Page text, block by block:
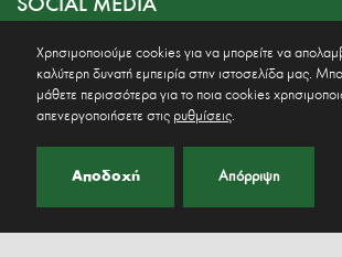
SOCIAL MEDIA
ΣΤΟΙΧΕΊΑ ΕΠΙΚΟΙΝΩΝΊΑΣ
24640 31592
Χρησιμοποιούμε cookies για να μπορείτε να
καλύτερη δυνατή εμπειρία στην ιστοσελίδα μας.
μάθετε περισσότερα για το ποια cookies
απενεργοποιήσετε στις ρυθμίσεις.
Αποδοχή Απόρριψη